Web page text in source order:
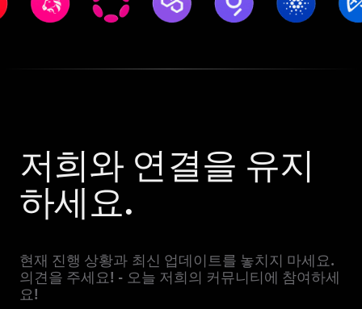
저희와 연결을 유지
하세요.
현재 진행 상황과 최신 업데이트를 놓치지 마세요.
의견을 주세요! - 오늘 저희의 커뮤니티에 참여하세
요!